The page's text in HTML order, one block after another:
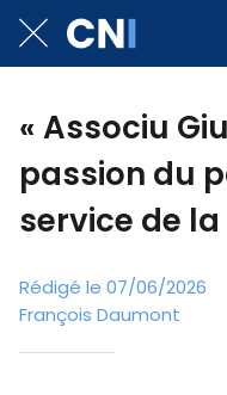
« Associu
passion du
service de
Rédigé le 07/06/2026
François Daumont